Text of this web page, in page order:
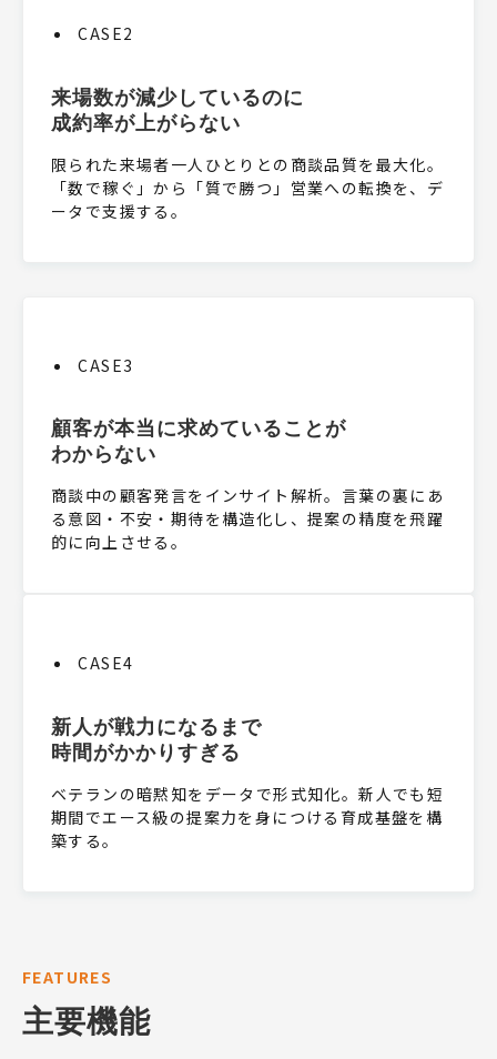
CASE2
来場数が減少しているのに
成約率が上がらない
限られた来場者一人ひとりとの商談品質を最大化。
「数で稼ぐ」から「質で勝つ」営業への転換を、デ
ータで支援する。
CASE3
顧客が本当に求めていることが
わからない
商談中の顧客発言をインサイト解析。言葉の裏にあ
る意図・不安・期待を構造化し、提案の精度を飛躍
的に向上させる。
CASE4
新人が戦力になるまで
時間がかかりすぎる
ベテランの暗黙知をデータで形式知化。新人でも短
期間でエース級の提案力を身につける育成基盤を構
築する。
FEATURES
主要機能